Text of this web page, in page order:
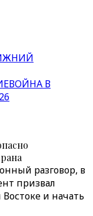
ВОЙНА В
разговор, в
призвал
и начать